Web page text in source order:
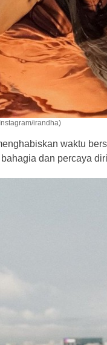
irandha)
waktu
dan percaya